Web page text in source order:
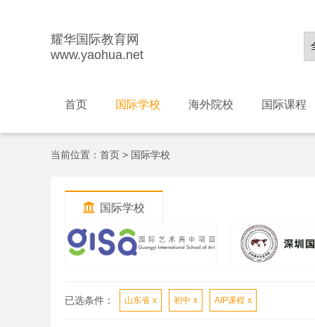
耀华国际教育网
www.yaohua.net
首页 国际学校 海外院校 国际课程
当前位置： 首页 > 国际学校
 国际学校
已选条件： 山东省 x 初中 x AIP课程 x